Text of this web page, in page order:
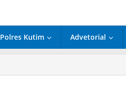
Polres Kutim Advetorial